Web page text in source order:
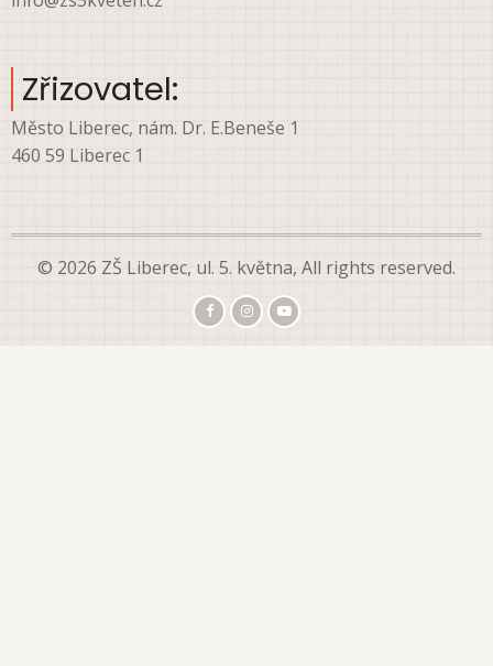
Zřizovatel:
Město Liberec, nám. Dr. E.Beneše 1
460 59 Liberec 1
© 2026 ZŠ Liberec, ul. 5. května, All rights reserved.